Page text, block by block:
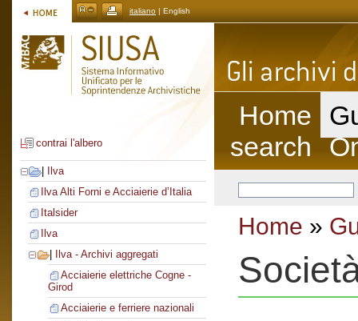
italiano | English
contrai l'albero
Ilva
Ilva Alti Forni e Acciaierie d’Italia
Italsider
Ilva
Ilva - Archivi aggregati
Acciaierie elettriche Cogne -
Girod
Acciaierie e ferriere nazionali
Home
search
Home »